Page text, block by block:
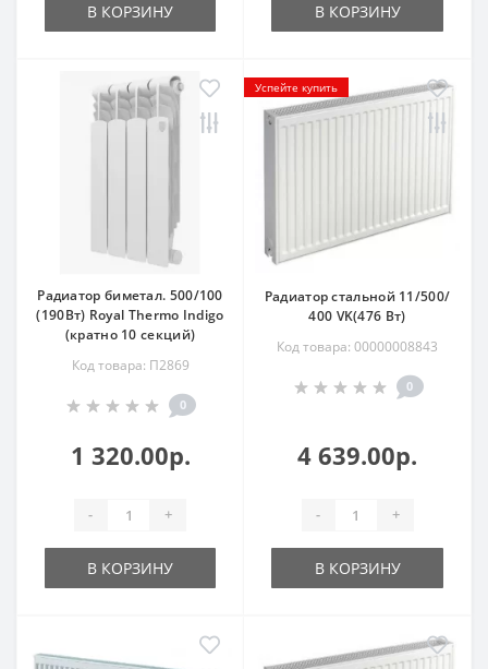
В КОРЗИНУ В КОРЗИНУ
Радиатор биметал. 500/100
(190Вт) Royal Thermo Indigo
(кратно 10 секций)
Код товара: П2869
0
1 320.00р.
- +
В КОРЗИНУ
Успейте купить
Радиатор стальной 11/500/
400 VK(476 Вт)
Код товара: 00000008843
0
4 639.00р.
- +
В КОРЗИНУ